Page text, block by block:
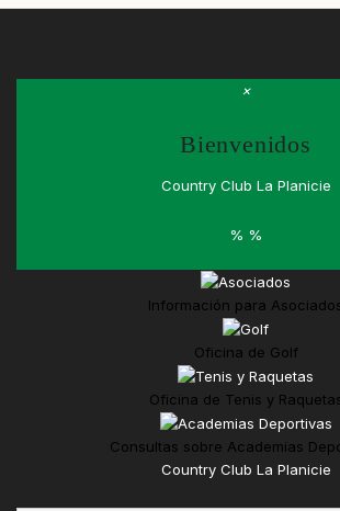
×
Bienvenidos
Country Club La Planicie
% %
Información para
Oficina de Golf
Oficina de Tenis y
Consultas sobre Academias
Country Club La Planicie